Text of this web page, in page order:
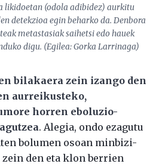
likidoetan (odola adibidez) aurkitu
detekzioa egin beharko da. Denbora
metastasiak saihetsi edo hauek
digu. (Egilea: Gorka Larrinaga)
bilakaera zein izango den
aurreikusteko,
horren eboluzio-
. Alegia, ondo ezagutu
bolumen osoan minbizi-
den eta klon berrien